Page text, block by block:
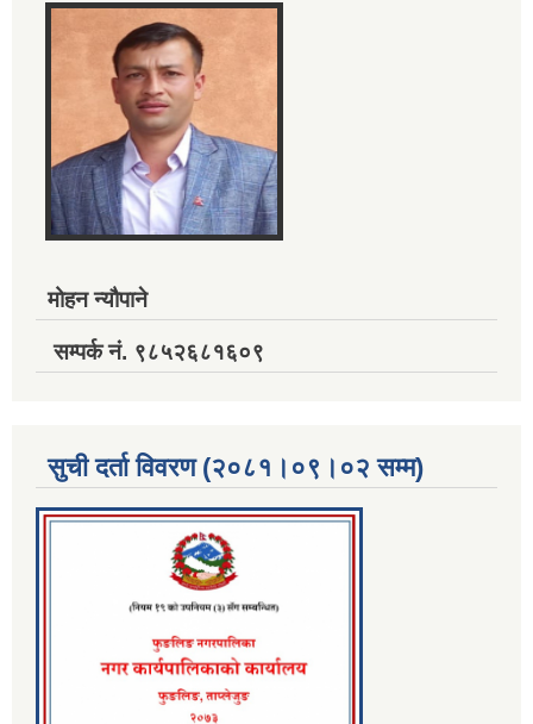
मोहन न्यौपाने
सम्पर्क नं. ९८५२६८१६०९
सुची दर्ता विवरण (२०८१।०९।०२ सम्म)